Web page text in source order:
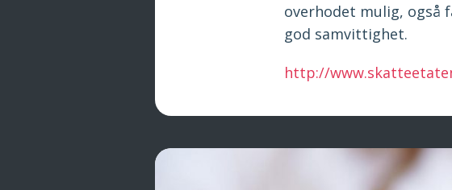
overhodet mulig, også
god samvittighet.
http://